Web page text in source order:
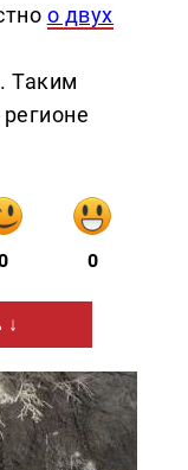
о двух
Таким
0
↓